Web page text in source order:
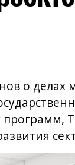
о делах
программ,